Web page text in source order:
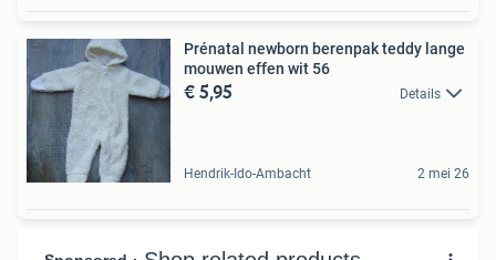
Prénatal newborn berenpak teddy lange
mouwen effen wit 56
€ 5,95 Details
Hendrik-Ido-Ambacht 2 mei 26